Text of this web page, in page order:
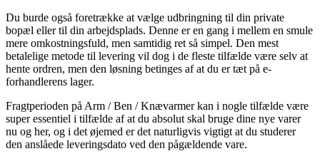
Du burde også foretrække at vælge udbringning til din private
bopæl eller til din arbejdsplads. Denne er en gang i mellem en smule
mere omkostningsfuld, men samtidig ret så simpel. Den mest
betalelige metode til levering vil dog i de fleste tilfælde være selv at
hente ordren, men den løsning betinges af at du er tæt på e-
forhandlerens lager.
Fragtperioden på Arm / Ben / Knævarmer kan i nogle tilfælde være
super essentiel i tilfælde af at du absolut skal bruge dine nye varer
nu og her, og i det øjemed er det naturligvis vigtigt at du studerer
den anslåede leveringsdato ved den pågældende vare.